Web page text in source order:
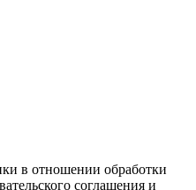
в отношении обработки
соглашения и